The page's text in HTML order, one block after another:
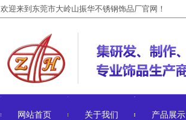
欢迎来到东莞市大岭山振华不锈钢饰品厂官网！
网站首页 关于我们 产品展示